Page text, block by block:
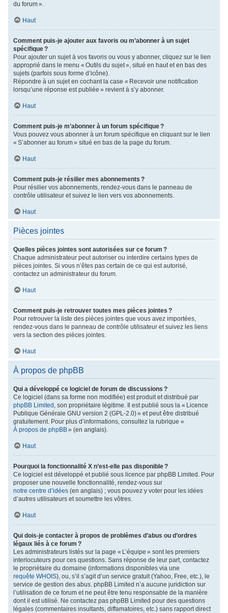
du forum ».
Haut
Comment puis-je ajouter aux favoris ou m’abonner à un sujet
spécifique ?
Pour ajouter un sujet à vos favoris ou vous y abonner, cliquez sur le lien
approprié dans le menu « Outils du sujet », situé en haut et en bas des
sujets (parfois sous forme d’icône).
Répondre à un sujet en cochant la case « Recevoir une notification
lorsqu’une réponse est publiée » revient à s’y abonner.
Haut
Comment puis-je m’abonner à un forum spécifique ?
Vous pouvez vous abonner à un forum spécifique en cliquant sur le lien
« S’abonner au forum » situé en bas de la page du forum.
Haut
Comment puis-je résilier mes abonnements ?
Pour résilier vos abonnements, rendez-vous dans le panneau de
contrôle utilisateur et suivez le lien vers vos abonnements.
Haut
Pièces jointes
Quelles pièces jointes sont autorisées sur ce forum ?
Chaque administrateur peut autoriser ou interdire certains types de
pièces jointes. Si vous n’êtes pas certain de ce qui est autorisé,
contactez un administrateur du forum.
Haut
Comment puis-je retrouver toutes mes pièces jointes ?
Pour retrouver la liste des pièces jointes que vous avez importées,
rendez-vous dans le panneau de contrôle utilisateur et suivez les liens
vers la section des pièces jointes.
Haut
À propos de phpBB
Qui a développé ce logiciel de forum de discussions ?
Ce logiciel (dans sa forme non modifiée) est produit et distribué par
phpBB Limited , son propriétaire légitime. Il est publié sous la « Licence
Publique Générale GNU version 2 (GPL-2.0) » et peut être distribué
gratuitement. Pour plus d’informations, consultez la rubrique «
À propos de phpBB» (en anglais).
Haut
Pourquoi la fonctionnalité X n’est-elle pas disponible ?
Ce logiciel est développé et publié sous licence par phpBB Limited. Pour
proposer une nouvelle fonctionnalité, rendez-vous sur
notre centre d’idées (en anglais) ; vous pouvez y voter pour les idées
d’autres utilisateurs et soumettre les vôtres.
Haut
Qui dois-je contacter à propos de problèmes d’abus ou d’ordres
légaux liés à ce forum ?
Les administrateurs listés sur la page « L’équipe » sont les premiers
interlocuteurs pour ces questions. Sans réponse de leur part, contactez
le propriétaire du domaine (informations disponibles via une
requête WHOIS), ou, s’il s’agit d’un service gratuit (Yahoo, Free, etc.), le
service de gestion des abus. phpBB Limited n’a aucune juridiction sur
l’utilisation de ce forum et ne peut être tenu responsable de la manière
dont il est utilisé. Ne contactez pas phpBB Limited pour des questions
légales (commentaires insultants, diffamatoires, etc.) sans rapport direct